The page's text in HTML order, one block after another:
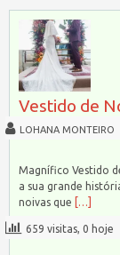
Vestido de
LOHANA MONTEIRO
Magnífico Vestido
a sua grande
noivas que
[…]
659 visitas, 0 hoje